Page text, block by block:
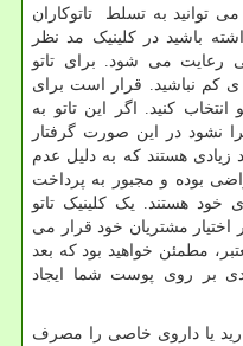
توانید به تسلط تاتوکاران
باشید در کلینیک مد نظر
رعایت می شود. برای تاتو
کم نباشید. قرار است برای
کنید. اگر این تاتو به
نشود در این صورت گرفتار
زیادی هستند که به دلیل عدم
بوده و مجبور به پرداخت
خود هستند. یک کلینیک تاتو
مشتریان خود قرار می
مطمئن خواهید بود که بعد
بر روی پوست شما ایجاد
یا داروی خاصی را مصرف